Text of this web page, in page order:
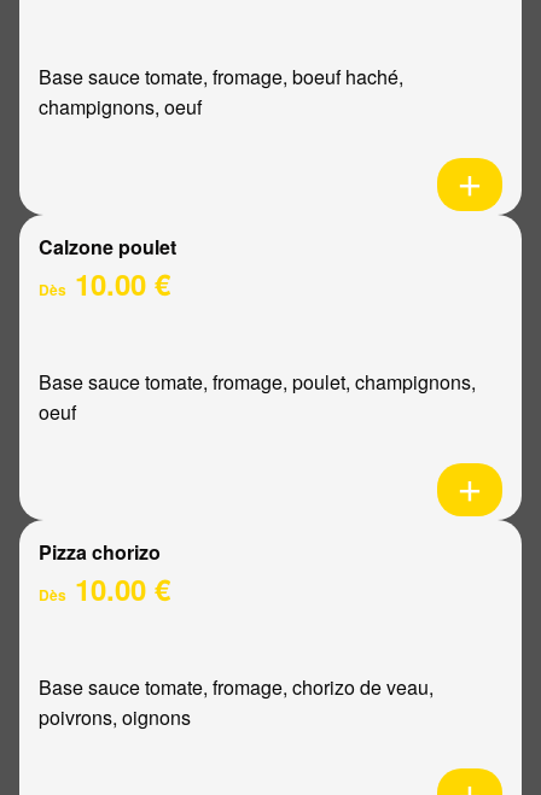
Base sauce tomate, fromage, boeuf haché,
champignons, oeuf
Calzone poulet
Dès 10.00 €
Base sauce tomate, fromage, poulet, champignons,
oeuf
Pizza chorizo
Dès 10.00 €
Base sauce tomate, fromage, chorizo de veau,
poivrons, oignons